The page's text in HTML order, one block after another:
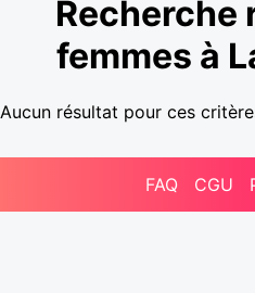
Recherche
femmes à
Aucun résultat pour ces
FAQ CGU